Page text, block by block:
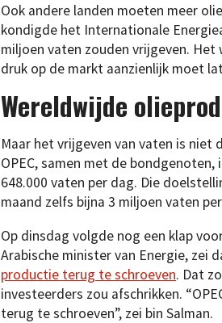
Ook andere landen moeten meer
kondigde het Internationale
miljoen vaten zouden vrijgeven.
druk op de markt aanzienlijk moet
Wereldwijde
Maar het vrijgeven van vaten is
OPEC, samen met de
648.000 vaten per dag. Die
maand zelfs bijna 3 miljoen vaten
Op dinsdag volgde nog een klap
Arabische minister van Energie, zei
productie terug te schroeven. Dat
investeerders zou afschrikken.
terug te schroeven”, zei bin Salman.